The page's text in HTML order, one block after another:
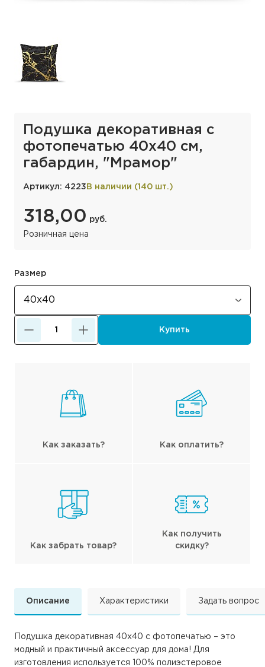
Подушка декоративная с
фотопечатью 40х40 см,
габардин, "Мрамор"
Артикул: 4223 В наличии (140 шт.)
318,00 руб.
Розничная цена
Размер
Купить
Как заказать? Как оплатить?
Как забрать товар?
Как получить
скидку?
Описание Характеристики Задать вопрос
Подушка декоративная 40х40 с фотопечатью – это
модный и практичный аксессуар для дома! Для
изготовления используется 100% полиэстеровое